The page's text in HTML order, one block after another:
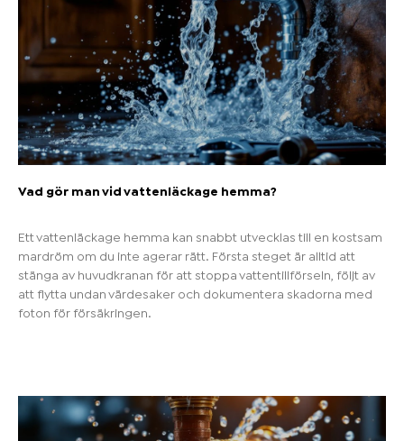
Vad gör man vid vattenläckage hemma?
Ett vattenläckage hemma kan snabbt utvecklas till en kostsam
mardröm om du inte agerar rätt. Första steget är alltid att
stänga av huvudkranan för att stoppa vattentillförseln, följt av
att flytta undan värdesaker och dokumentera skadorna med
foton för försäkringen.